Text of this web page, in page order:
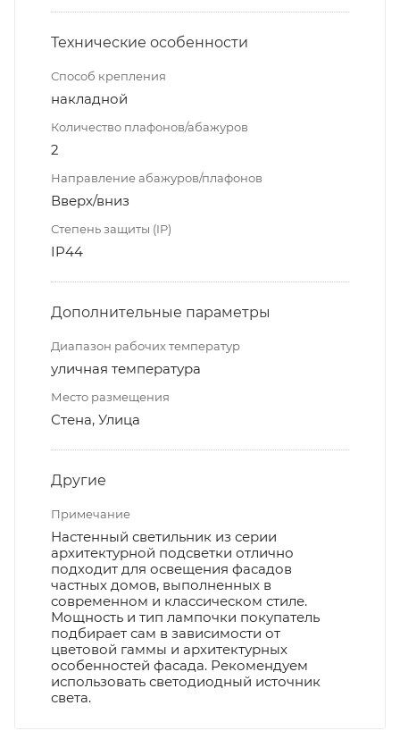
Технические особенности
Способ крепления
накладной
Количество плафонов/абажуров
2
Направление абажуров/плафонов
Вверх/вниз
Степень защиты (IP)
IP44
Дополнительные параметры
Диапазон рабочих температур
уличная температура
Место размещения
Стена, Улица
Другие
Примечание
Настенный светильник из серии
архитектурной подсветки отлично
подходит для освещения фасадов
частных домов, выполненных в
современном и классическом стиле.
Мощность и тип лампочки покупатель
подбирает сам в зависимости от
цветовой гаммы и архитектурных
особенностей фасада. Рекомендуем
использовать светодиодный источник
света.